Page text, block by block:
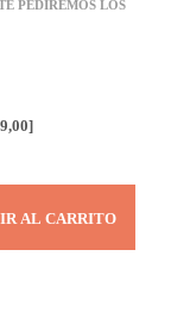
PEDIREMOS LOS
AL CARRITO